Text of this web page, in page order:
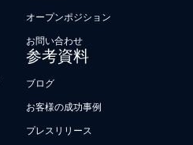
オープンポジション
お問い合わせ
参考資料
ブログ
お客様の成功事例
プレスリリース